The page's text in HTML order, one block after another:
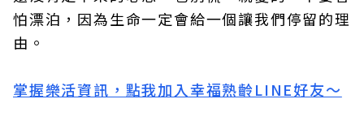
怕漂泊，因為生命一定會給一個讓我們停留的理
由。
掌握樂活資訊，點我加入幸福熟齡LINE好友～